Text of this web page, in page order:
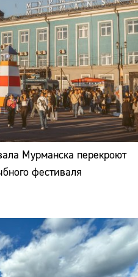
Мурманска перекроют
фестиваля